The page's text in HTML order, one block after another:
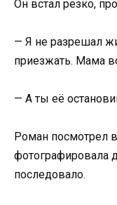
Он встал резко,
— Я не разрешал
приезжать. Мама
— А ты её
Роман посмотрел
фотографировала
последовало.